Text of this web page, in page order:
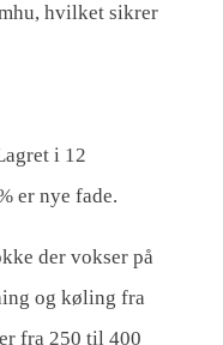
hvilket sikrer
i 12
er nye fade.
der vokser på
og køling fra
fra 250 til 400